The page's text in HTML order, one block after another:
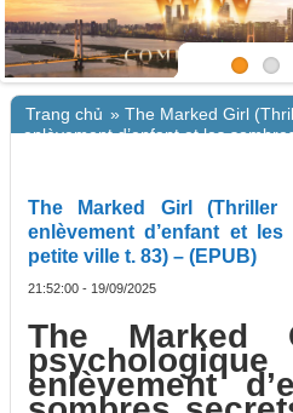
Trang chủ » The Marked Girl
enlèvement d’enfant et les
The Marked Girl (Thriller
enlèvement d’enfant et
petite ville t. 83) – (EPUB)
21:52:00 - 19/09/2025
The Marked
enlèvement